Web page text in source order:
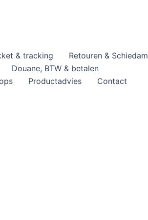
& tracking
Retouren & Schiedam
Douane, BTW & betalen
Productadvies Contact